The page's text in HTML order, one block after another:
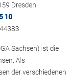
Dresden
10
Sachsen) ist die
Als
der verschiedenen